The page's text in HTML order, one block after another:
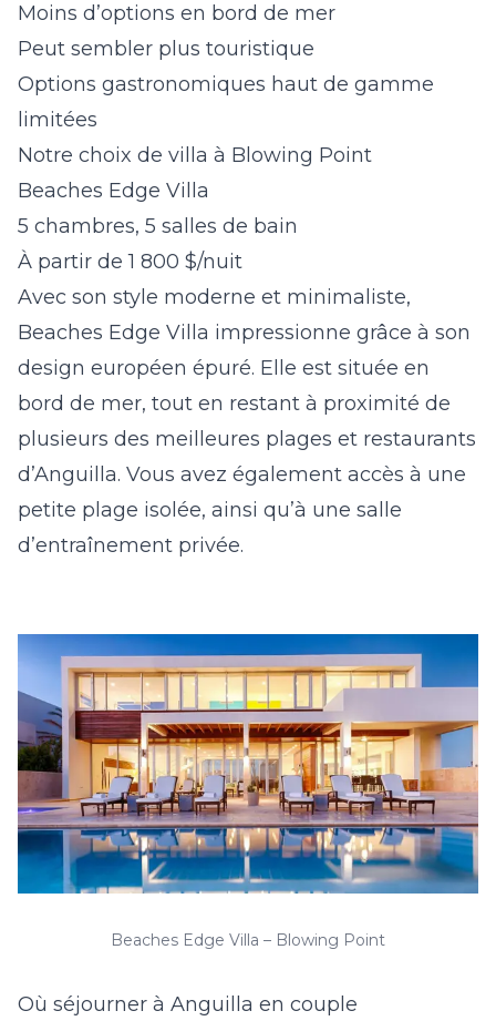
Moins d’options en bord de mer
Peut sembler plus touristique
Options gastronomiques haut de gamme
limitées
Notre choix de villa à Blowing Point
Beaches Edge Villa
5 chambres, 5 salles de bain
À partir de 1 800 $/nuit
Avec son style moderne et minimaliste,
Beaches Edge Villa impressionne grâce à son
design européen épuré. Elle est située en
bord de mer, tout en restant à proximité de
plusieurs des meilleures plages et restaurants
d’Anguilla. Vous avez également accès à une
petite plage isolée, ainsi qu’à une salle
d’entraînement privée.
Beaches Edge Villa – Blowing Point
Où séjourner à Anguilla en couple